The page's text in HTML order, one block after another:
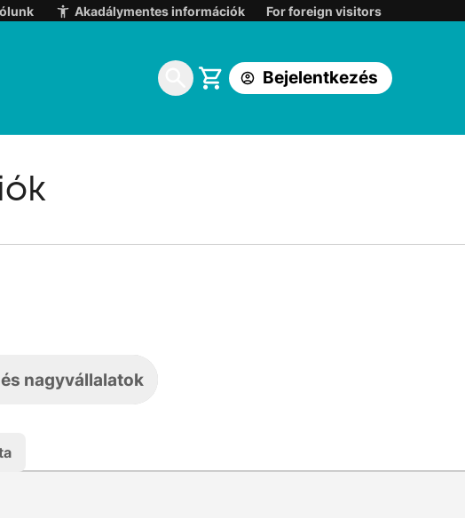
Akadálymentes információk For foreign visitors
Bejelentkezés
Belépés:
One földfelszíni TV ügyfélkapuba
nagyvállalatok